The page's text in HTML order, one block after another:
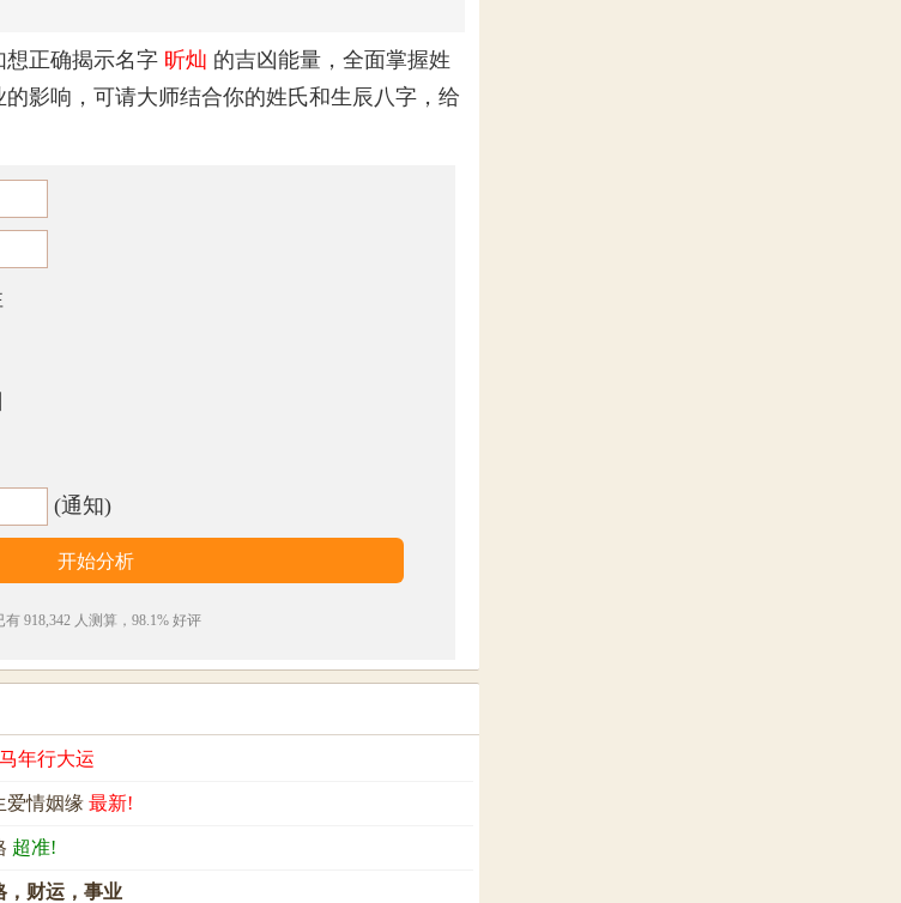
想正确揭示名字 昕灿 的吉凶能量，全面掌握姓
影响，可请大师结合你的姓氏和生辰八字，给
(通知)
有 918,342 人测算，98.1% 好评
年行大运
爱情姻缘 最新!
超准!
，财运，事业